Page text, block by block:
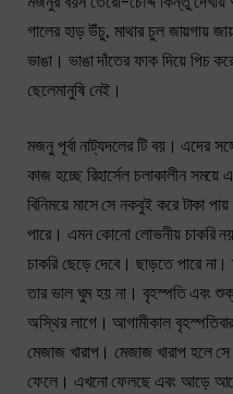
গালের হাড় উঁচু, মাথার চুল জায়গায়
ভাঙা। ভাঙা দাঁতের ফাক দিয়ে পিচ
ছেলেমানুষি নেই।
মজনু পূর্বা নাট্যদলের টি বয়। এদের
কাজ হচ্ছে রিহার্সেল চলাকালীন
বিনিময়ে মাসে সে নকবুই করে টাকা
পারে। এমন কোনো লোভনীয় চাকরি
চাকরি ছেড়ে দেবে। ছাড়তে পারে না।
তার ভাল ঘুম হয় না। বৃহস্পতি এবং
অস্থির লাগে। আগামীকাল
মেজাজ খারাপ। মেজাজ খারাপ হলে
ফেলে। এখনো ফেলছে এবং আড়ে